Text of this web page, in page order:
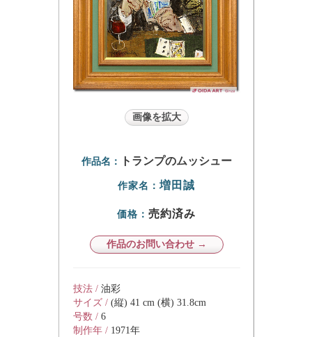
画像を拡大
作品名： トランプのムッシュー
作家名： 増田誠
価格： 売約済み
作品のお問い合わせ →
技法 / 油彩
サイズ / (縦) 41 cm (横) 31.8cm
号数 / 6
制作年 / 1971年